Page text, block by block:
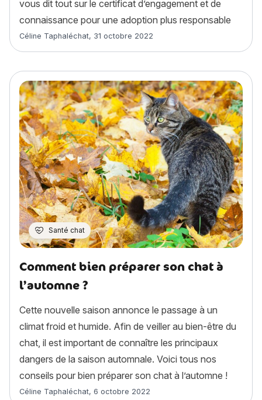
vous dit tout sur le certificat d’engagement et de
connaissance pour une adoption plus responsable
Article rédigé par
Céline Taphaléchat, 31 octobre 2022
Santé chat
Comment bien préparer son chat à
l’automne ?
Cette nouvelle saison annonce le passage à un
climat froid et humide. Afin de veiller au bien-être du
chat, il est important de connaître les principaux
dangers de la saison automnale. Voici tous nos
conseils pour bien préparer son chat à l’automne !
Article rédigé par
Céline Taphaléchat, 6 octobre 2022